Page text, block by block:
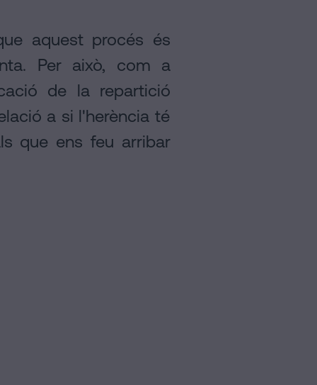
aquest procés és
Per això, com a
de la repartició
a si l'herència té
que ens feu arribar